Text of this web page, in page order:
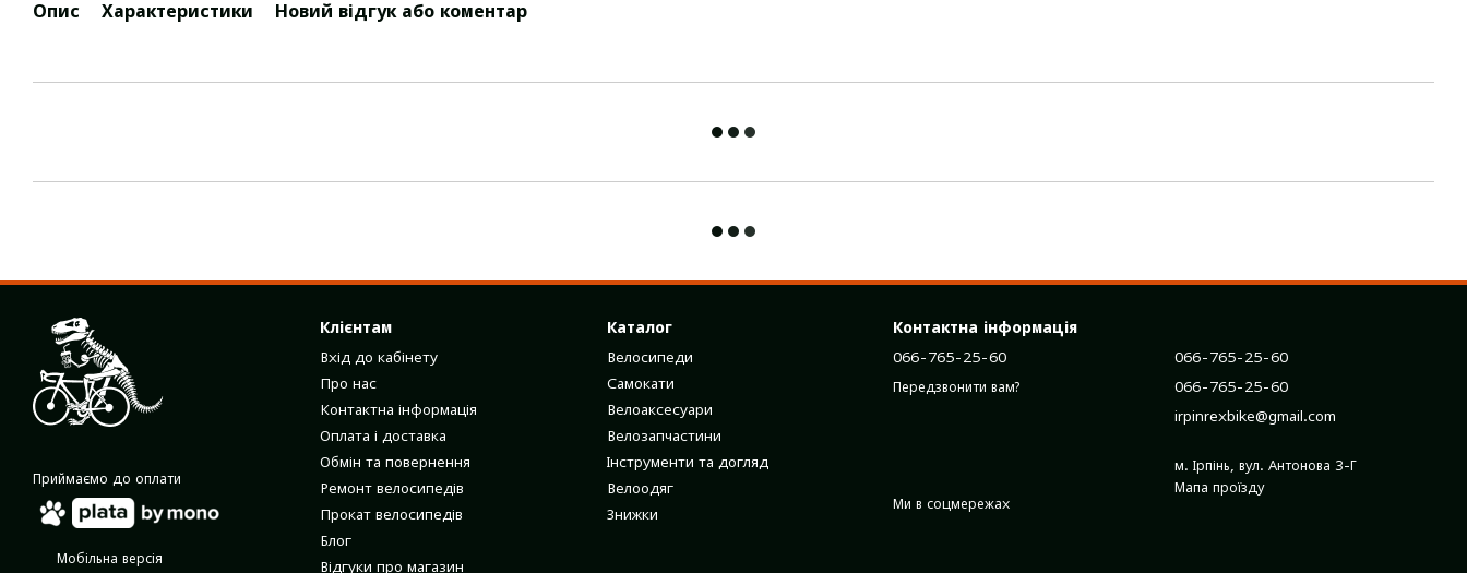
Опис Характеристики Новий відгук або коментар
Приймаємо до оплати
Мобільна версія
Клієнтам
Вхід до кабінету
Про нас
Контактна інформація
Оплата і доставка
Обмін та повернення
Ремонт велосипедів
Прокат велосипедів
Блог
Відгуки про магазин
Каталог
Велосипеди
Самокати
Велоаксесуари
Велозапчастини
Інструменти та догляд
Велоодяг
Знижки
Контактна інформація
066-765-25-60
Передзвонити вам?
066-765-25-60
066-765-25-60
irpinrexbike@gmail.com
м. Ірпінь, вул. Антонова 3-Г
Мапа проїзду
Ми в соцмережах